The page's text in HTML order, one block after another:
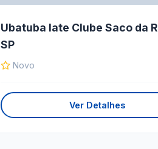
Ubatuba Iate Clube Saco da
SP
Novo
Ver Detalhes